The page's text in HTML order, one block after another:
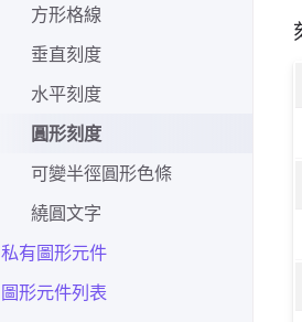
方形格線
垂直刻度
水平刻度
圓形刻度
可變半徑圓形色條
繞圓文字
私有圖形元件
圖形元件列表